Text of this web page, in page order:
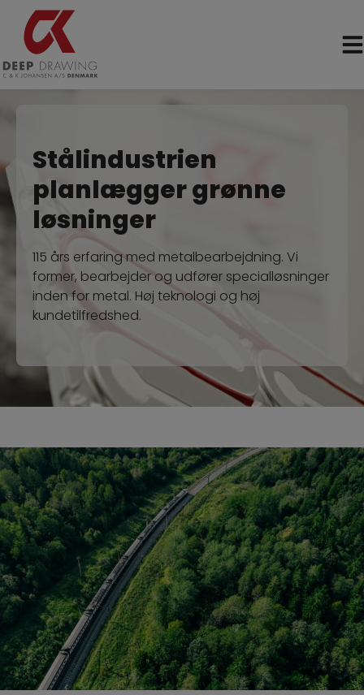
indholdet
Stålindustrien
planlægger grønne
løsninger
115 års erfaring med metalbearbejdning. Vi
former, bearbejder og udfører specialløsninger
inden for metal. Høj teknologi og høj
kundetilfredshed.